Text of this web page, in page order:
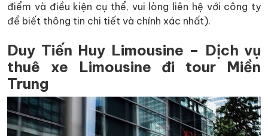
điểm và điều kiện cụ thể, vui lòng liên hệ với công ty
để biết thông tin chi tiết và chính xác nhất).
Duy Tiến Huy Limousine – Dịch vụ
thuê xe Limousine đi tour Miền
Trung